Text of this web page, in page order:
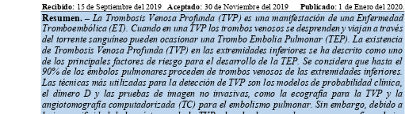
Recibido: 15 de Septiembre del 2019 Aceptado: 30 de Noviembre del 2019 Publicado: 1 de Enero del 2020.
Resumen. – La Trombosis Venosa Profunda (TVP) es una manifestación de una Enfermedad
Tromboembólica (ET). Cuando en una TVP los trombos venosos se desprenden y viajan a través
del torrente sanguíneo pueden ocasionar una Trombo Embolia Pulmonar (TEP). La existencia
de Trombosis Venosa Profunda (TVP) en las extremidades inferiores se ha descrito como uno
de los principales factores de riesgo para el desarrollo de la TEP. Se considera que hasta el
90% de los émbolos pulmonares proceden de trombos venosos de las extremidades inferiores.
Las técnicas más utilizadas para la detección de TVP son los modelos de probabilidad clínica,
el dímero D y las pruebas de imagen no invasivas, como la ecografía para la TVP y la
angiotomografía computadorizada (TC) para el embolismo pulmonar. Sin embargo, debido a